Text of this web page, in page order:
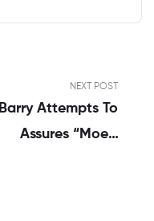
NEXT POST
Barry Attempts To
Assures “Moe,”